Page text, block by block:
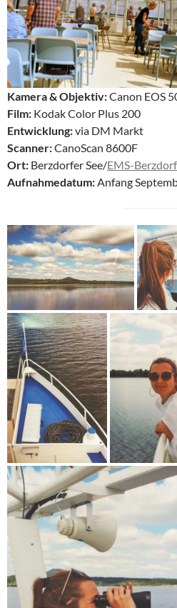
Kamera & Objektiv:Canon EOS
Film: Kodak Color Plus 200
Entwicklung:via DM Markt
Scanner:CanoScan 8600F
Ort: Berzdorfer See/EMS-Berzdorf
Aufnahmedatum:Anfang